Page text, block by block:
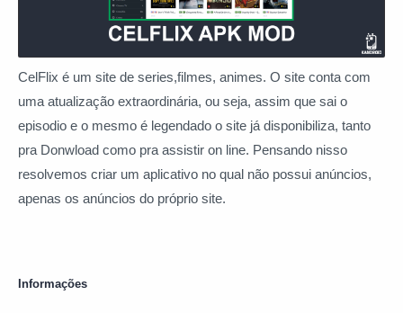
CelFlix é um site de series,filmes, animes. O site conta com
uma atualização extraordinária, ou seja, assim que sai o
episodio e o mesmo é legendado o site já disponibiliza, tanto
pra Donwload como pra assistir on line. Pensando nisso
resolvemos criar um aplicativo no qual não possui anúncios,
apenas os anúncios do próprio site.
Informações